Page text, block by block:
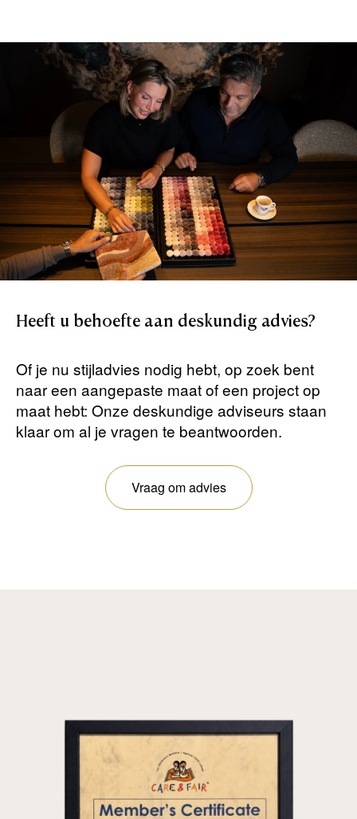
Heeft u behoefte aan deskundig advies?
Of je nu stijladvies nodig hebt, op zoek bent
naar een aangepaste maat of een project op
maat hebt: Onze deskundige adviseurs staan ​​
klaar om al je vragen te beantwoorden.
Vraag om advies